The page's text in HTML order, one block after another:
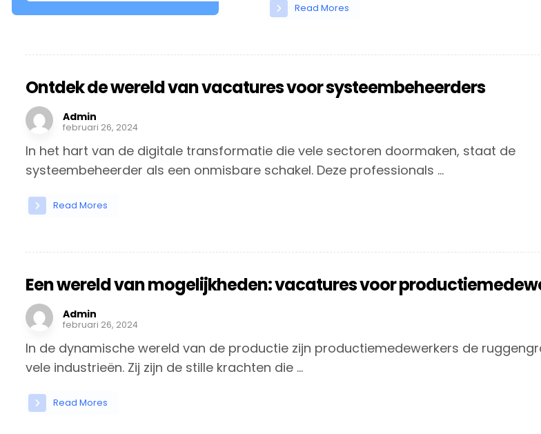
Read Mores
Ontdek de wereld van vacatures voor systeembeheerders
Admin
februari 26, 2024
In het hart van de digitale transformatie die vele sectoren doormaken, staat de
systeembeheerder als een onmisbare schakel. Deze professionals ...
Read Mores
Een wereld van mogelijkheden: vacatures voor
Admin
februari 26, 2024
In de dynamische wereld van de productie zijn productiemedewerkers de
vele industrieën. Zij zijn de stille krachten die ...
Read Mores